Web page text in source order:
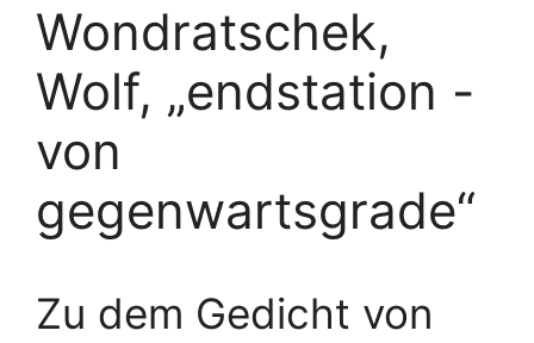
Wondratschek,
Wolf, „endstation -
von
gegenwartsgrade“
Zu dem Gedicht von